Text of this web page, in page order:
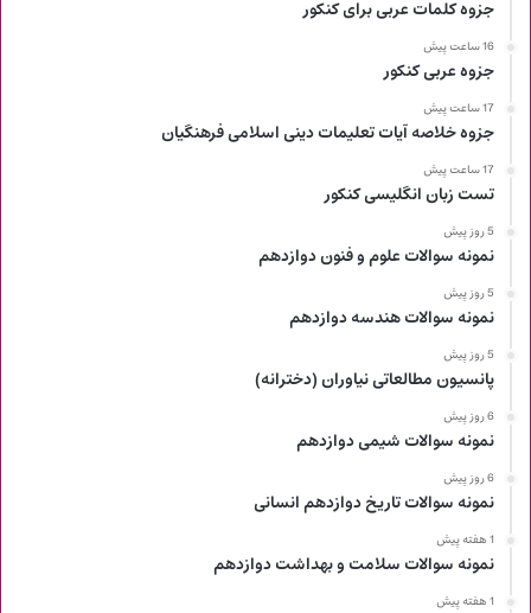
جزوه کلمات عربی برای کنکور
16 ساعت پیش
جزوه عربی کنکور
17 ساعت پیش
جزوه خلاصه آیات تعلیمات دینی اسلامی فرهنگیان
17 ساعت پیش
تست زبان انگلیسی کنکور
5 روز پیش
نمونه سوالات علوم و فنون دوازدهم
5 روز پیش
نمونه سوالات هندسه دوازدهم
5 روز پیش
پانسیون مطالعاتی نیاوران (دخترانه)
6 روز پیش
نمونه سوالات شیمی دوازدهم
6 روز پیش
نمونه سوالات تاریخ دوازدهم انسانی
1 هفته پیش
نمونه سوالات سلامت و بهداشت دوازدهم
1 هفته پیش